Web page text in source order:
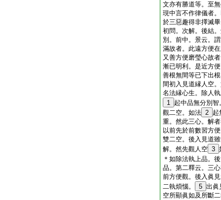
文亦有勝道等。至
現中言不作律儀者
於三惡趣得非擇滅
初問。次解。後結
別。前中。景云。
滿故者。此遠方便
又善方便磨瑩心故
漸已明利。是近方
善根無間等已下出
間初入見道縁人空
名法縁心生。除人
1 起中品無分別
觀二空。如法 2 起
重。然此三心。解
以前先於前數習方
雙二空。後入見道
解。然先觀人空 3
＊如除法執上品。
品。第二釋云。三
前方便觀。後入眞
二執煩惱。
5 出眞
空所顯眞如及所斷